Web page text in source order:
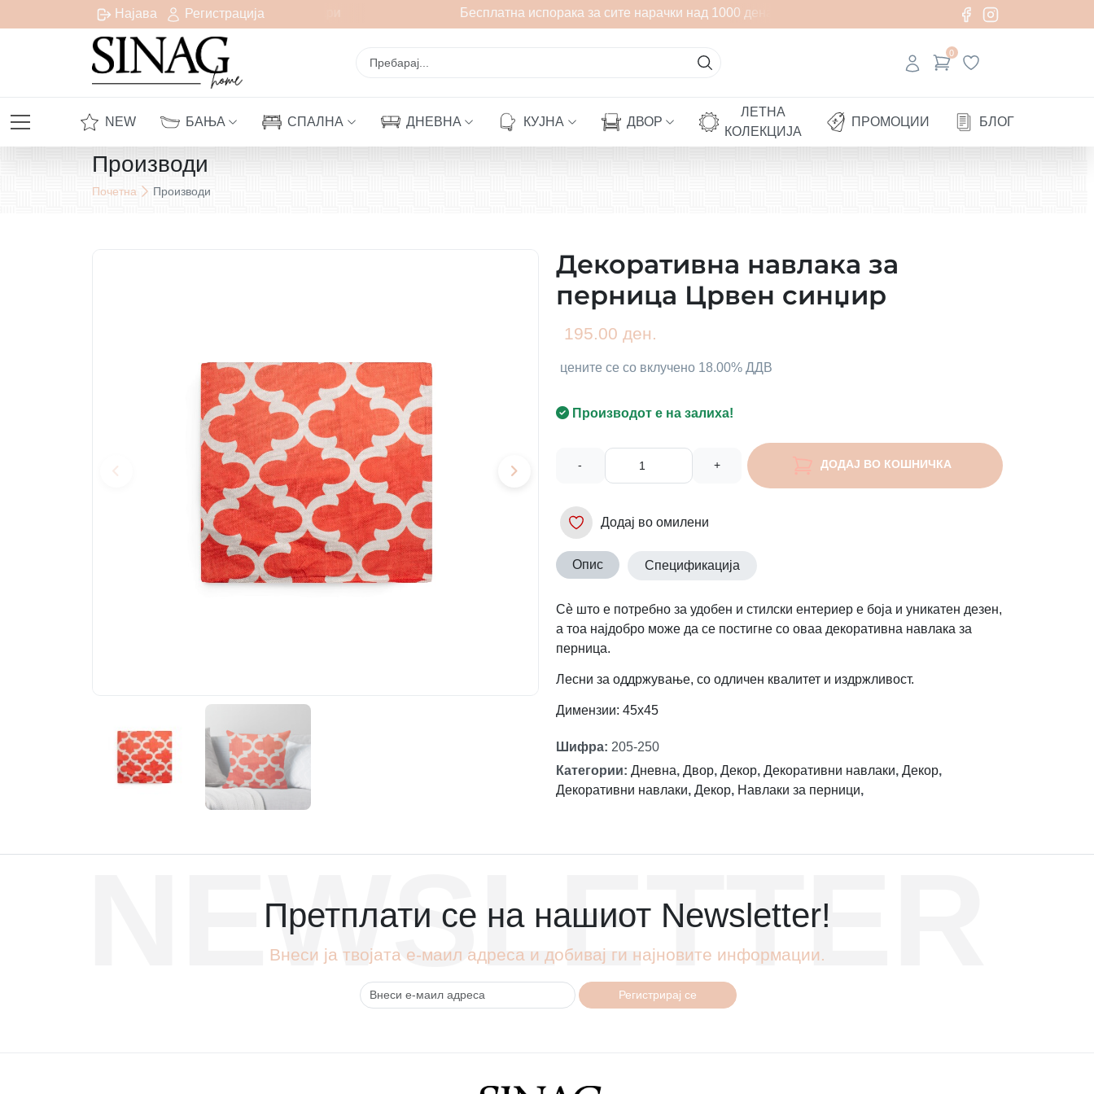
Најава Регистрација
Бесплатна испорака за сите нарачки над 1000 денари Бесплатна испорака за сите нарачки над 1000 денари
0
NEW БАЊА СПАЛНА ДНЕВНА КУЈНА ДВОР
ЛЕТНА
КОЛЕКЦИЈА
ПРОМОЦИИ БЛОГ
Производи
Почетна Производи
Декоративна навлака за
перница Црвен синџир
195.00 ден.
цените се со вклучено 18.00% ДДВ
Производот е на залиха!
- + ДОДАЈ ВО КОШНИЧКА
Додај во омилени
Опис Спецификација
Сè што е потребно за удобен и стилски ентериер е боја и уникатен дезен,
а тоа најдобро може да се постигне со оваа декоративна навлака за
перница.
Лесни за оддржување, со одличен квалитет и издржливост.
Димензии: 45х45
Шифра: 205-250
Категории: Дневна, Двор, Декор, Декоративни навлаки, Декор,
Декоративни навлаки, Декор, Навлаки за перници,
NEWSLETTER
Претплати се на нашиот Newsletter!
Внеси ја твојата е-маил адреса и добивај ги најновите информации.
Регистрирај се